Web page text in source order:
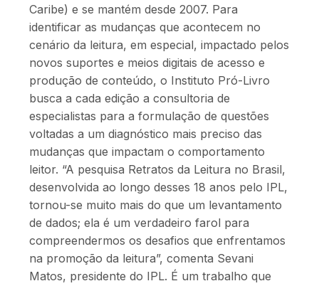
Caribe) e se mantém desde 2007. Para
identificar as mudanças que acontecem no
cenário da leitura, em especial, impactado pelos
novos suportes e meios digitais de acesso e
produção de conteúdo, o Instituto Pró-Livro
busca a cada edição a consultoria de
especialistas para a formulação de questões
voltadas a um diagnóstico mais preciso das
mudanças que impactam o comportamento
leitor. “A pesquisa Retratos da Leitura no Brasil,
desenvolvida ao longo desses 18 anos pelo IPL,
tornou-se muito mais do que um levantamento
de dados; ela é um verdadeiro farol para
compreendermos os desafios que enfrentamos
na promoção da leitura”, comenta Sevani
Matos, presidente do IPL. É um trabalho que